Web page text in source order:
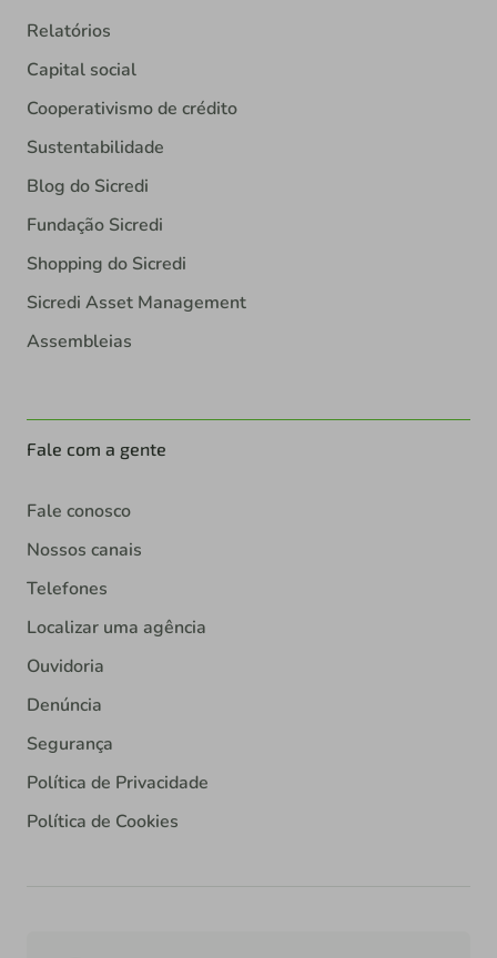
Relatórios
Capital social
Cooperativismo de crédito
Sustentabilidade
Blog do Sicredi
Fundação Sicredi
Shopping do Sicredi
Sicredi Asset Management
Assembleias
Fale com a gente
Fale conosco
Nossos canais
Telefones
Localizar uma agência
Ouvidoria
Denúncia
Segurança
Política de Privacidade
Política de Cookies